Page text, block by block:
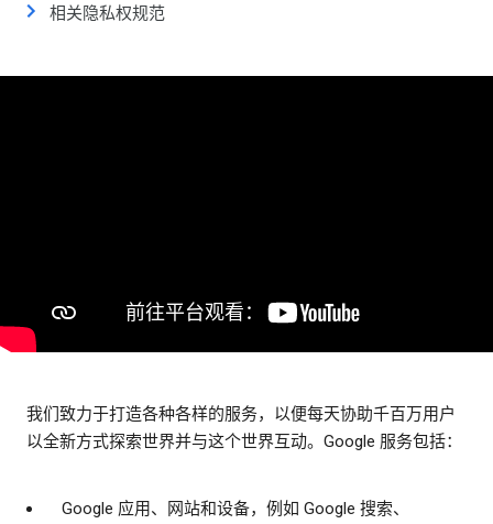
相关隐私权规范
我们致力于打造各种各样的服务，以便每天协助千百万用户
以全新方式探索世界并与这个世界互动。Google 服务包括：
Google 应用、网站和设备，例如 Google 搜索、